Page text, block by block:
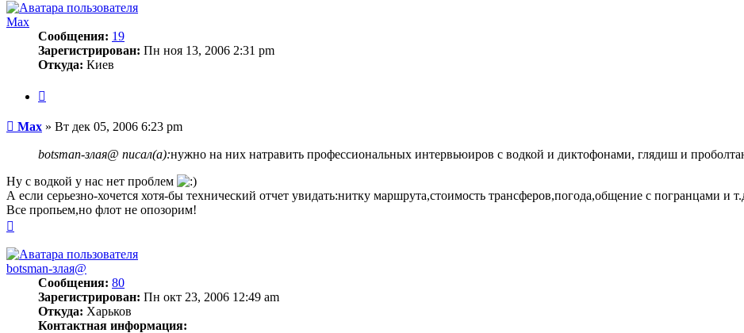
Max
Сообщения: 19
Зарегистрирован: Пн ноя 13, 2006 2:31 pm
Откуда: Киев
Сообщение
Max » Вт дек 05, 2006 6:23 pm
botsman-злая@ писал(а):нужно на них натравить профессиональных интервьюиров с водкой и диктофонами, глядиш и
Ну с водкой у нас нет проблем
А если серьезно-хочется хотя-бы технический отчет увидать:нитку маршрута,стоимость трансферов,погода,общение с погранцами и
Все пропьем,но флот не опозорим!
началу
botsman-злая@
Сообщения: 80
Зарегистрирован: Пн окт 23, 2006 12:49 am
Откуда: Харьков
Контактная информация: